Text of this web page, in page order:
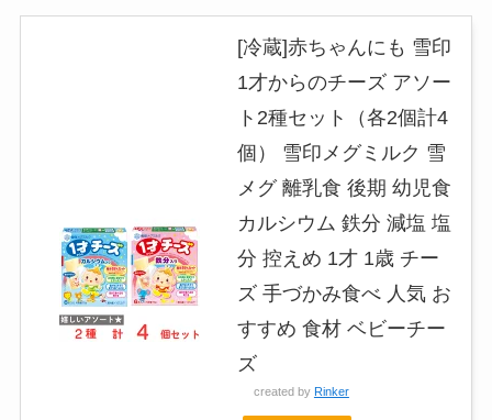
[冷蔵]赤ちゃんにも 雪印
1才からのチーズ アソー
ト2種セット（各2個計4
個） 雪印メグミルク 雪
メグ 離乳食 後期 幼児食
カルシウム 鉄分 減塩 塩
分 控えめ 1才 1歳 チー
ズ 手づかみ食べ 人気 お
すすめ 食材 ベビーチー
ズ
created by Rinker